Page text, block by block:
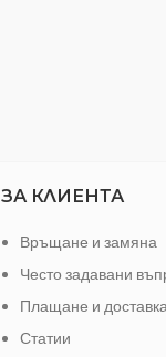
ЗА КЛИЕНТА
Връщане и замяна
Често задавани
Плащане и доставка
Статии